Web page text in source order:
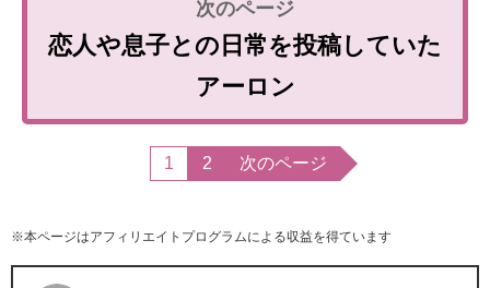
恋人や息子との日常を投稿していた
アーロン
1 2 次のページ
※本ページはアフィリエイトプログラムによる収益を得ています